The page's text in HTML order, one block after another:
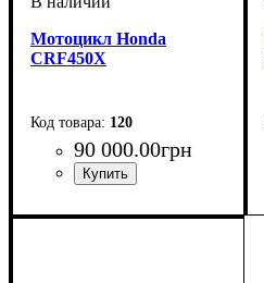
Мотоцикл Honda
CRF450X
120
90 000.00грн